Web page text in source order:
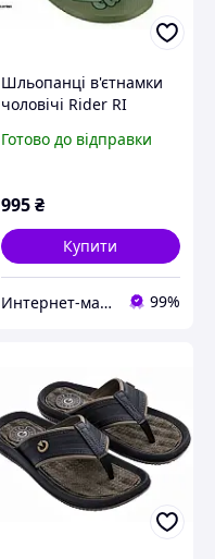
Шльопанці в'єтнамки
чоловічі Rider RI
Green/Orange/Yellow 42
Готово до відправки
995₴
Купити
Интернет-магазин обуви "shoescomfort" 99%